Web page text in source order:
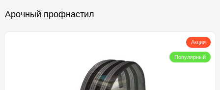
Арочный профнастил
Акция
Популярный